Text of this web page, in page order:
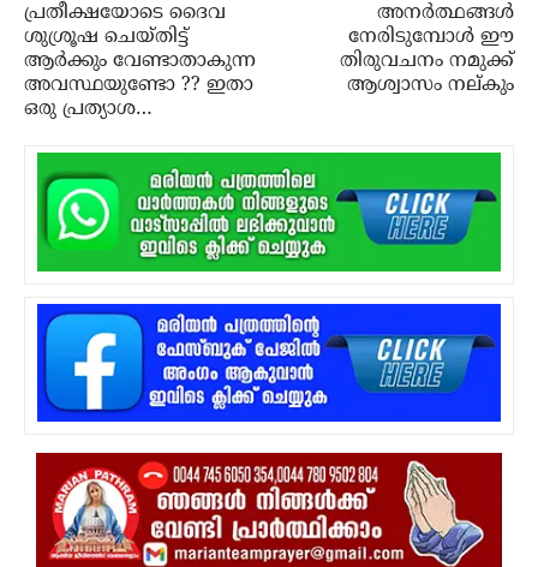
പ്രതീക്ഷയോടെ ദൈവ
ശുശ്രൂഷ ചെയ്തിട്ട്
ആര്‍ക്കും വേണ്ടാതാകുന്ന
അവസ്ഥയുണ്ടോ ?? ഇതാ
ഒരു പ്രത്യാശ…
അനര്‍ത്ഥങ്ങള്‍
നേരിടുമ്പോള്‍ ഈ
തിരുവചനം നമുക്ക്
ആശ്വാസം നല്കും